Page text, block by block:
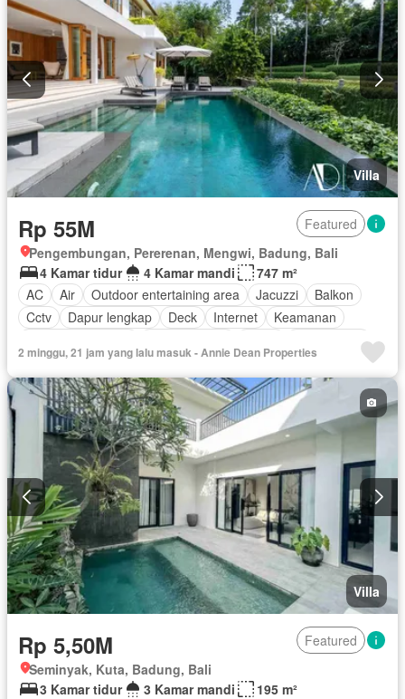
Villa
Rp 55M
Featured
Pengembungan, Pererenan, Mengwi, Badung, Bali
4 Kamar tidur
4 Kamar mandi
747 m²
AC
Air Outdoor entertaining area Jacuzzi
Balkon
Cctv
Dapur lengkap Deck Internet
Keamanan
Fully fenced
Secure parking
Ruang layanan Taman
Tangki air
Telephone
Televisi Garasi Teras Halaman
2 minggu, 21 jam yang lalu masuk - Annie Dean Properties
Villa
Rp 5,50M
Featured
Seminyak, Kuta, Badung, Bali
3 Kamar tidur
3 Kamar mandi
195 m²